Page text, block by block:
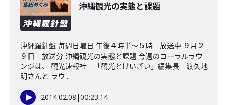
沖縄観光の実態と課題
沖縄羅針盤 毎週日曜日 午後４時半～５時 放送中 ９月２
９日 放送分 沖縄観光の実態と課題 今週のコーラルラウ
ンジは、 観光速報社 「観光とけいざい」編集長 渡久地
明さんと ラウ...
2014.02.08 |00:23:14